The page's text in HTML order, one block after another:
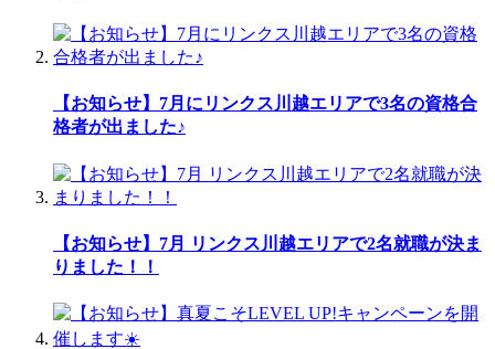
【お知らせ】7月にリンクス川越エリアで3名の資格合
格者が出ました♪
【お知らせ】7月 リンクス川越エリアで2名就職が決ま
りました！！